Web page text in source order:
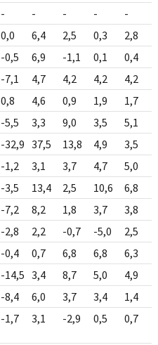
- - - - -
0,0 6,4 2,5 0,3 2,8
-0,5 6,9 -1,1 0,1 0,4
-7,1 4,7 4,2 4,2 4,2
0,8 4,6 0,9 1,9 1,7
-5,5 3,3 9,0 3,5 5,1
-32,9 37,5 13,8 4,9 3,5
-1,2 3,1 3,7 4,7 5,0
-3,5 13,4 2,5 10,6 6,8
-7,2 8,2 1,8 3,7 3,8
-2,8 2,2 -0,7 -5,0 2,5
-0,4 0,7 6,8 6,8 6,3
-14,5 3,4 8,7 5,0 4,9
-8,4 6,0 3,7 3,4 1,4
-1,7 3,1 -2,9 0,5 0,7